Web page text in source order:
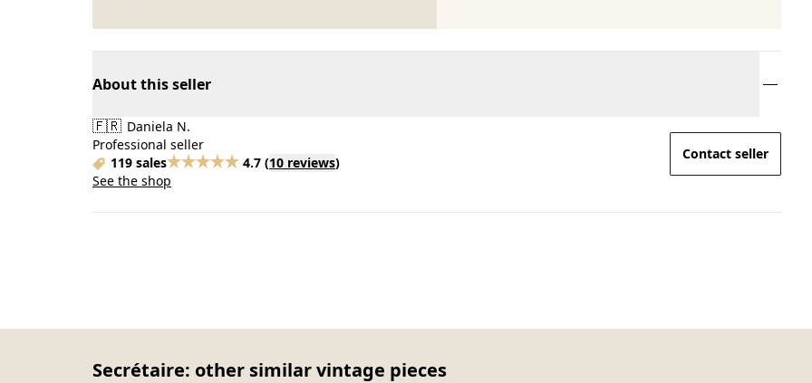
About this seller
🇫🇷 Daniela N.
Professional seller
119 sales
4.7 (10 reviews)
See the shop
Contact seller
Secrétaire: other similar vintage pieces